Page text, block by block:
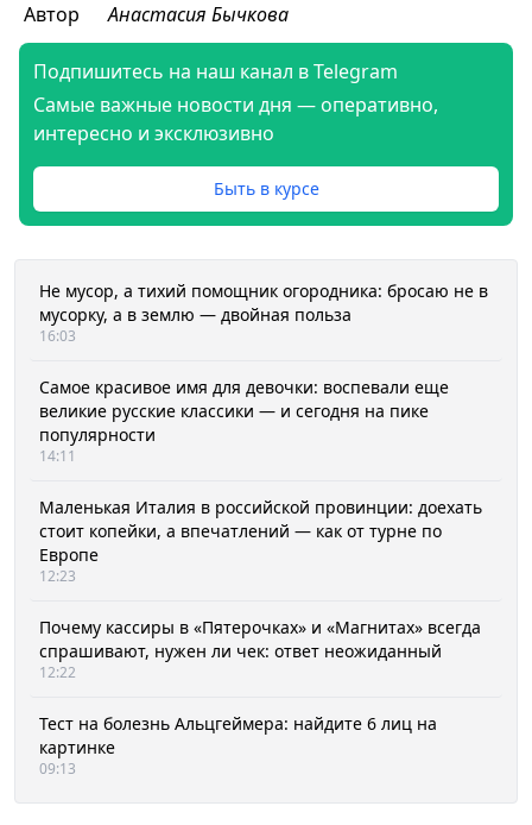
Автор Анастасия Бычкова
Подпишитесь на наш канал в Telegram
Самые важные новости дня — оперативно,
интересно и эксклюзивно
Быть в курсе
Не мусор, а тихий помощник огородника: бросаю не в
мусорку, а в землю — двойная польза
16:03
Самое красивое имя для девочки: воспевали еще
великие русские классики — и сегодня на пике
популярности
14:11
Маленькая Италия в российской провинции: доехать
стоит копейки, а впечатлений — как от турне по
Европе
12:23
Почему кассиры в «Пятерочках» и «Магнитах» всегда
спрашивают, нужен ли чек: ответ неожиданный
12:22
Тест на болезнь Альцгеймера: найдите 6 лиц на
картинке
09:13